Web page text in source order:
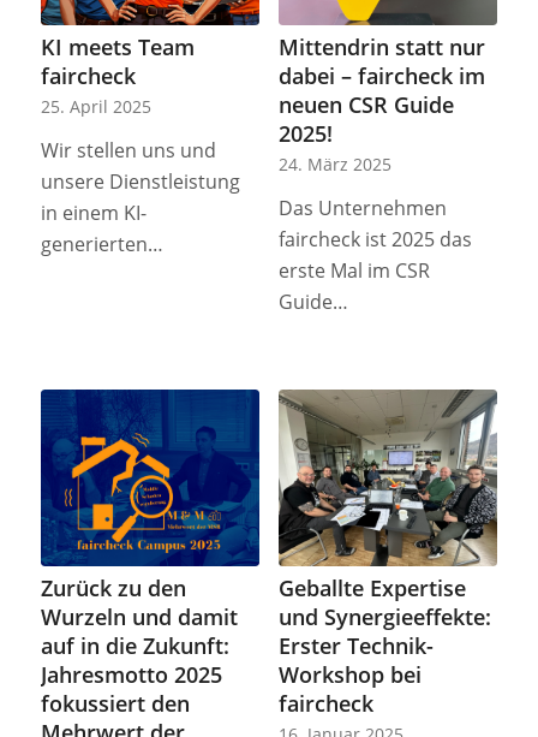
KI meets Team
faircheck
25. April 2025
Wir stellen uns und
unsere Dienstleistung
in einem KI-
generierten…
Mittendrin statt nur
dabei – faircheck im
neuen CSR Guide
2025!
24. März 2025
Das Unternehmen
faircheck ist 2025 das
erste Mal im CSR
Guide…
Zurück zu den
Wurzeln und damit
auf in die Zukunft:
Jahresmotto 2025
fokussiert den
Geballte Expertise
und Synergieeffekte:
Erster Technik-
Workshop bei
faircheck